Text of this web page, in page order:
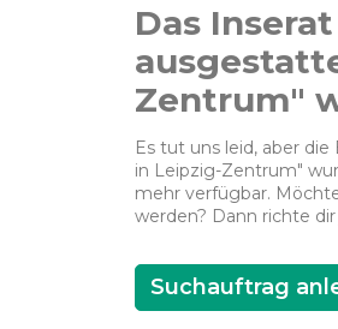
Das
Zentrum"
Es tut uns leid, aber
in Leipzig-Zentrum"
mehr verfügbar.
werden? Dann richte
Suchauftrag